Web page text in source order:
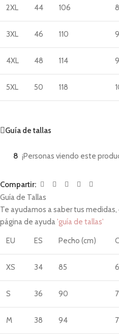
2XL 44 106
3XL 46 110
4XL 48 114
5XL 50 118
Guía de tallas
8 ¡Personas viendo este
Compartir:
Guía de Tallas
Te ayudamos a saber tus
página de ayuda'guía de tallas'
EU ES Pecho (cm)
XS 34 85
S 36 90
M 38 94